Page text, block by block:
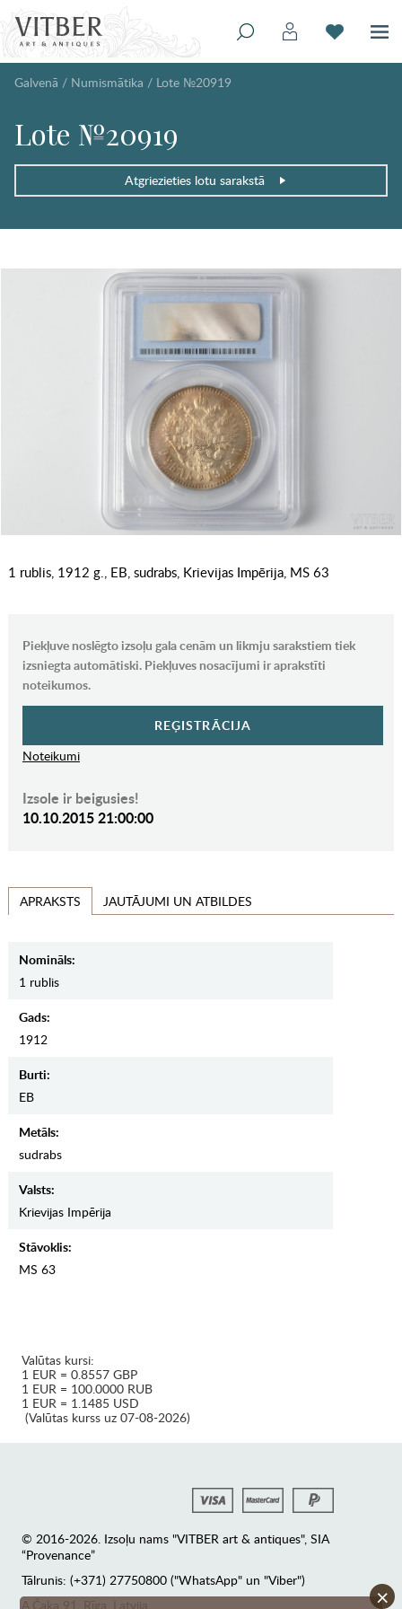
Galvenā / Numismātika / Lote №20919
Lote №20919
Atgriezieties lotu sarakstā
1 rublis, 1912 g., EB, sudrabs, Krievijas Impērija, MS 63
Piekļuve noslēgto izsoļu gala cenām un likmju sarakstiem tiek
izsniegta automātiski. Piekļuves nosacījumi ir aprakstīti
noteikumos.
REĢISTRĀCIJA
Noteikumi
Izsole ir beigusies!
10.10.2015 21:00:00
APRAKSTS JAUTĀJUMI UN ATBILDES
Nomināls:
1 rublis
Gads:
1912
Burti:
EB
Metāls:
sudrabs
Valsts:
Krievijas Impērija
Stāvoklis:
MS 63
×
Valūtas kursi:
1 EUR = 0.8557 GBP
1 EUR = 100.0000 RUB
1 EUR = 1.1485 USD
(Valūtas kurss uz 07-08-2026)
© 2016-2026. Izsoļu nams "VITBER art & antiques", SIA
“Provenance”
Tālrunis: (+371) 27750800 ("WhatsApp" un "Viber")